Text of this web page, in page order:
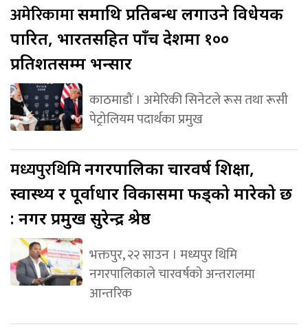
अमेरिकामारूसमाथि प्रतिबन्ध लगाउने विधेयक
पारित, भारतसहित पाँच देशमा १००
प्रतिशतसम्म भन्सार
काठमाडौं । अमेरिकी सिनेटले रूस तथा रूसी
पेट्रोलियम पदार्थका प्रमुख
मध्यपुरथिमिनगरपालिका चारवर्ष शिक्षा,
स्वास्थ्य र पूर्वाधार विकासमा फड्को मारेको छ
: नगर प्रमुख सुरेन्द्र श्रेष्ठ
भक्तपुर, २२ साउन । मध्यपुर थिमि
नगरपालिकाले चारवर्षको अन्तरालमा
आन्तरिक